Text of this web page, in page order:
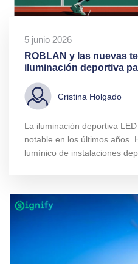
5 junio 2026
ROBLAN y las nuevas
iluminación deportiva
Cristina Holgado
La iluminación deportiva
notable en los últimos años.
lumínico de instalaciones